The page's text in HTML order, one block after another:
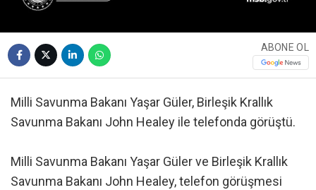
ABONE OL
Milli Savunma Bakanı Yaşar Güler, Birleşik Krallık
Savunma Bakanı John Healey ile telefonda görüştü.
Milli Savunma Bakanı Yaşar Güler ve Birleşik Krallık
Savunma Bakanı John Healey, telefon görüşmesi